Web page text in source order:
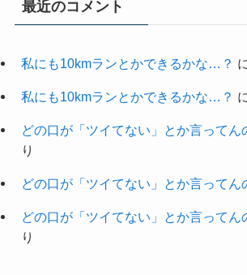
最近のコメント
私にも10kmランとかできるかな…？
私にも10kmランとかできるかな…？
どの口が「ツイてない」とか言ってん
り
どの口が「ツイてない」とか言ってん
どの口が「ツイてない」とか言ってん
り